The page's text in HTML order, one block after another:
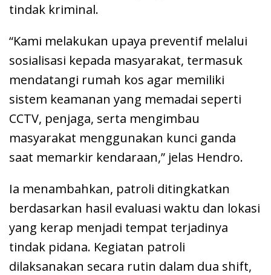
tindak kriminal.
“Kami melakukan upaya preventif melalui
sosialisasi kepada masyarakat, termasuk
mendatangi rumah kos agar memiliki
sistem keamanan yang memadai seperti
CCTV, penjaga, serta mengimbau
masyarakat menggunakan kunci ganda
saat memarkir kendaraan,” jelas Hendro.
Ia menambahkan, patroli ditingkatkan
berdasarkan hasil evaluasi waktu dan lokasi
yang kerap menjadi tempat terjadinya
tindak pidana. Kegiatan patroli
dilaksanakan secara rutin dalam dua shift,